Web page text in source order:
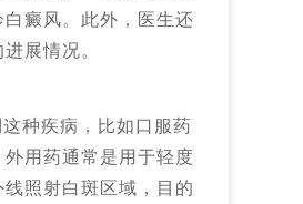
癜风。此外，医生还
展情况。
种疾病，比如口服药
用药通常是用于轻度
照射白斑区域，目的